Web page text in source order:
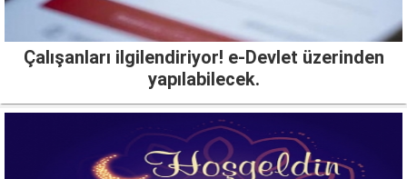
Çalışanları ilgilendiriyor! e-Devlet üzerinden
yapılabilecek.